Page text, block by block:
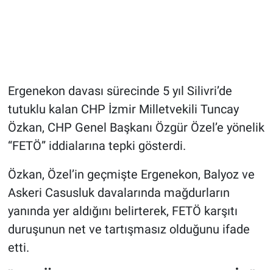
Ergenekon davası sürecinde 5 yıl Silivri’de
tutuklu kalan CHP İzmir Milletvekili Tuncay
Özkan, CHP Genel Başkanı Özgür Özel’e yönelik
“FETÖ” iddialarına tepki gösterdi.
Özkan, Özel’in geçmişte Ergenekon, Balyoz ve
Askeri Casusluk davalarında mağdurların
yanında yer aldığını belirterek, FETÖ karşıtı
duruşunun net ve tartışmasız olduğunu ifade
etti.